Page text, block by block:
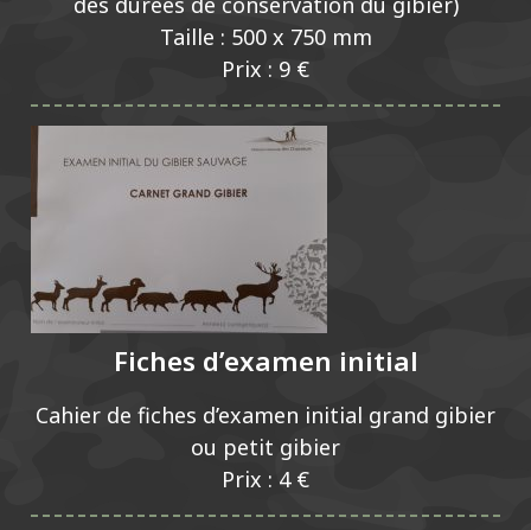
Taille : 500 x 750 mm
Prix : 9 €
Fiches d’examen initial
Cahier de fiches d’examen initial grand gibier
ou petit gibier
Prix : 4 €